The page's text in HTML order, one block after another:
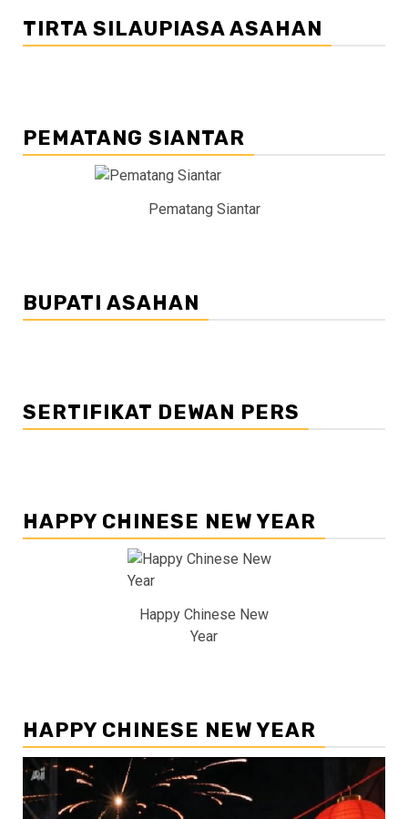
TIRTA SILAUPIASA ASAHAN
PEMATANG SIANTAR
Pematang Siantar
BUPATI ASAHAN
SERTIFIKAT DEWAN PERS
HAPPY CHINESE NEW YEAR
Happy Chinese New
Year
HAPPY CHINESE NEW YEAR
Pemutar